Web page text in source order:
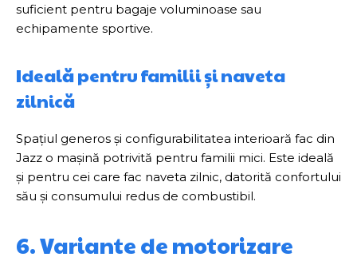
suficient pentru bagaje voluminoase sau
echipamente sportive.
Ideală pentru familii și naveta
zilnică
Spațiul generos și configurabilitatea interioară fac din
Jazz o mașină potrivită pentru familii mici. Este ideală
și pentru cei care fac naveta zilnic, datorită confortului
său și consumului redus de combustibil.
6. Variante de motorizare